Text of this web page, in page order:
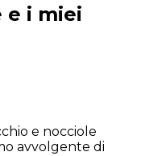
e i miei
e nocciole
avvolgente di